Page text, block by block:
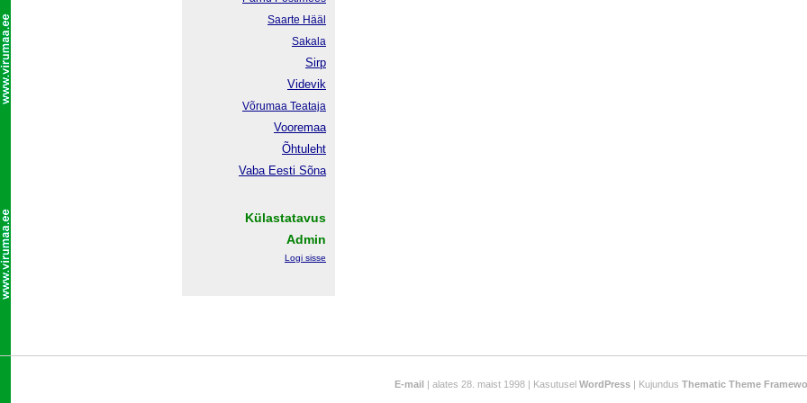
Saarte Hääl
Sakala
Sirp
Videvik
Võrumaa Teataja
Vooremaa
Õhtuleht
Vaba Eesti Sõna
Külastatavus
Admin
Logi sisse
E-mail| alates 28. maist 1998 | Kasutusel WordPress| Kujundus Thematic Theme